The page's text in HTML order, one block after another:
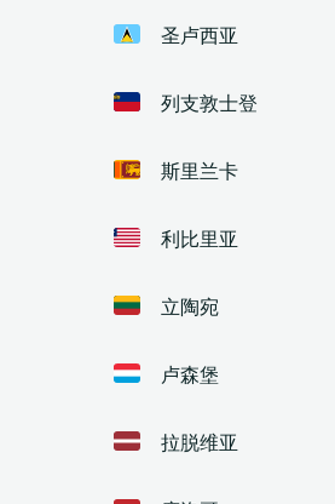
圣卢西亚
列支敦士登
斯里兰卡
利比里亚
立陶宛
卢森堡
拉脱维亚